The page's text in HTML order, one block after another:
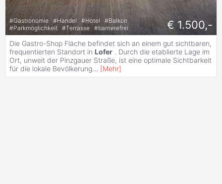
#Gastronomie #Handel #Hotel #Balkon
#Parkmöglichkeit #Terrasse #barrierefrei € 1.500,-
Die Gastro-Shop Fläche befindet sich an einem gut sichtbaren,
frequentierten Standort in Lofer . Durch die etablierte Lage im
Ort, unweit der Pinzgauer Straße, ist eine optimale Sichtbarkeit
für die lokale Bevölkerung... [Mehr]